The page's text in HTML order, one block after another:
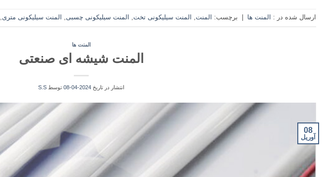
ارسال شده در : المنت ها برچسب: المنت, المنت سیلیکونی تخت, المنت سیلیکونی چسبی, المنت سیلیکونی متری,
المنت ها
المنت شیشه ای صنعتی
انتشار در تاریخ 2024-04-08 توسط S.S
08
آوریل